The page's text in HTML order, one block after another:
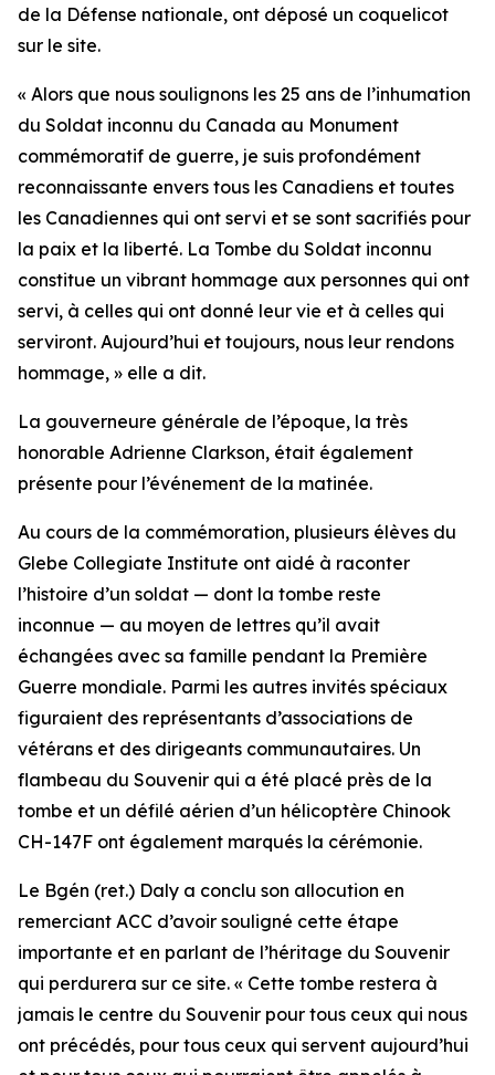
de la Défense nationale, ont déposé un coquelicot
sur le site.
« Alors que nous soulignons les 25 ans de l’inhumation
du Soldat inconnu du Canada au Monument
commémoratif de guerre, je suis profondément
reconnaissante envers tous les Canadiens et toutes
les Canadiennes qui ont servi et se sont sacrifiés pour
la paix et la liberté. La Tombe du Soldat inconnu
constitue un vibrant hommage aux personnes qui ont
servi, à celles qui ont donné leur vie et à celles qui
serviront. Aujourd’hui et toujours, nous leur rendons
hommage, » elle a dit.
La gouverneure générale de l’époque, la très
honorable Adrienne Clarkson, était également
présente pour l’événement de la matinée.
Au cours de la commémoration, plusieurs élèves du
Glebe Collegiate Institute ont aidé à raconter
l’histoire d’un soldat — dont la tombe reste
inconnue — au moyen de lettres qu’il avait
échangées avec sa famille pendant la Première
Guerre mondiale. Parmi les autres invités spéciaux
figuraient des représentants d’associations de
vétérans et des dirigeants communautaires. Un
flambeau du Souvenir qui a été placé près de la
tombe et un défilé aérien d’un hélicoptère Chinook
CH-147F ont également marqués la cérémonie.
Le Bgén (ret.) Daly a conclu son allocution en
remerciant ACC d’avoir souligné cette étape
importante et en parlant de l’héritage du Souvenir
qui perdurera sur ce site. « Cette tombe restera à
jamais le centre du Souvenir pour tous ceux qui nous
ont précédés, pour tous ceux qui servent aujourd’hui